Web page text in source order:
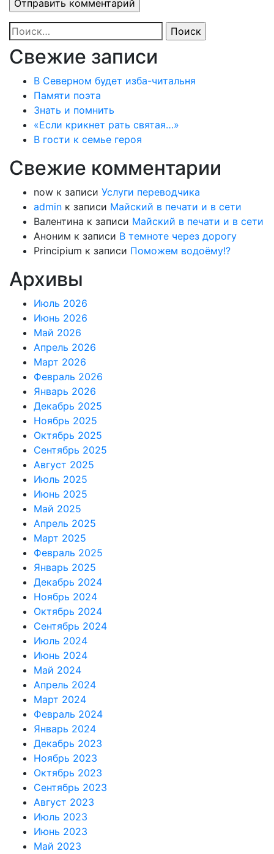
Найти:
Свежие записи
В Северном будет изба-читальня
Памяти поэта
Знать и помнить
«Если крикнет рать святая…»
В гости к семье героя
Свежие комментарии
now к записи Услуги переводчика
admin к записи Майский в печати и в сети
Валентина к записи Майский в печати и в сети
Аноним к записи В темноте через дорогу
Principium к записи Поможем водоёму!?
Архивы
Июль 2026
Июнь 2026
Май 2026
Апрель 2026
Март 2026
Февраль 2026
Январь 2026
Декабрь 2025
Ноябрь 2025
Октябрь 2025
Сентябрь 2025
Август 2025
Июль 2025
Июнь 2025
Май 2025
Апрель 2025
Март 2025
Февраль 2025
Январь 2025
Декабрь 2024
Ноябрь 2024
Октябрь 2024
Сентябрь 2024
Июль 2024
Июнь 2024
Май 2024
Апрель 2024
Март 2024
Февраль 2024
Январь 2024
Декабрь 2023
Ноябрь 2023
Октябрь 2023
Сентябрь 2023
Август 2023
Июль 2023
Июнь 2023
Май 2023